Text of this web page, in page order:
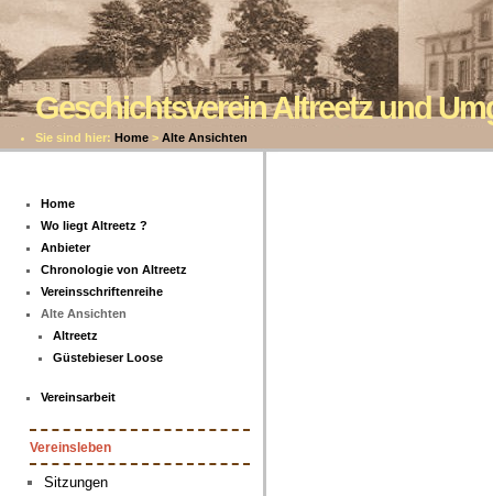
Geschichtsverein Altreetz und
Sie sind hier: Home > Alte Ansichten
Home
Wo liegt Altreetz ?
Anbieter
Chronologie von Altreetz
Vereinsschriftenreihe
Alte Ansichten
Altreetz
Güstebieser Loose
Vereinsarbeit
Vereinsleben
Sitzungen